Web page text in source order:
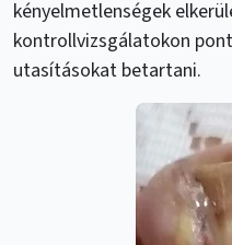
kényelmetlenségek
kontrollvizsgálatokon
utasításokat betartani.